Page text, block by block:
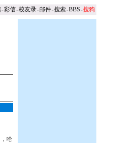
-彩信-校友录-邮件-搜索-BBS-搜狗
哈